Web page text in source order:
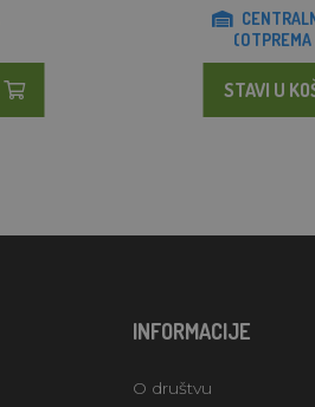
STAVI U
INFORMACIJE
O društvu